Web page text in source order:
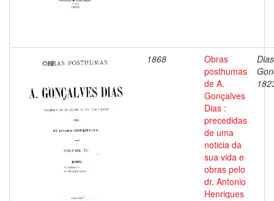
1868
Obras
posthumas
de A.
Gonçalves
Dias :
precedidas
de uma
noticia da
sua vida e
obras pelo
dr. Antonio
Henriques